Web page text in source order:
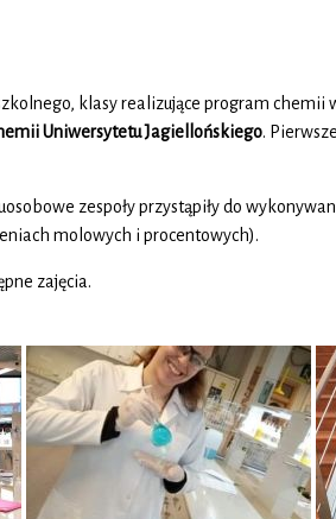
klasy realizujące program chemii
Uniwersytetu Jagiellońskiego.
zespoły przystąpiły do
molowych i procentowych).
zajęcia.